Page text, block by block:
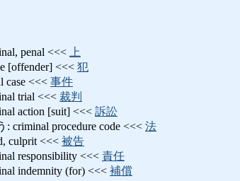
penal <<<
上
[offender] <<< 犯
<<< 事件
trial <<< 裁判
action [suit] <<< 訴訟
criminal procedure code <<< 法
culprit <<< 被告
responsibility <<< 責任
indemnity (for) <<< 補償